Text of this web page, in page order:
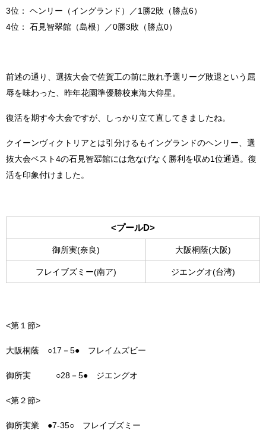
3位： ヘンリー（イングランド）／1勝2敗（勝点6）
4位： 石見智翠館（島根）／0勝3敗（勝点0）
前述の通り、選抜大会で佐賀工の前に敗れ予選リーグ敗退という屈
辱を味わった、昨年花園準優勝校東海大仰星。
復活を期す今大会ですが、しっかり立て直してきましたね。
クイーンヴィクトリアとは引分けるもイングランドのヘンリー、選
抜大会ベスト4の石見智翆館には危なげなく勝利を収め1位通過。 復
活を印象付けました。
<プールD>
御所実(奈良) 大阪桐蔭(大阪)
フレイブズミー(南ア) ジエングオ(台湾)
<第１節>
大阪桐蔭 ○17－5● フレイムズビー
御所実 ○28－5● ジエングオ
<第２節>
御所実業 ●7-35○ フレイブズミー